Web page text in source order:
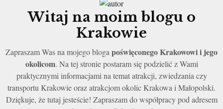
Witaj na moim blogu o
Krakowie
Zapraszam Was na mojego bloga poświęconego Krakowowi i jego
okolicom. Na tej stronie postaram się podzielić z Wami
praktycznymi informacjami na temat atrakcji, zwiedzania czy
transportu Krakowie oraz atrakcjom okolic Krakowa i Małopolski.
Dziękuje, że tutaj jesteście! Zapraszam do współpracy pod adresem